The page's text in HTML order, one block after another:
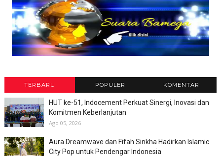
TERBARU POPULER KOMENTAR
HUT ke-51, Indocement Perkuat Sinergi, Inovasi dan
Komitmen Keberlanjutan
Ago 05, 2026
Aura Dreamwave dan Fifah Sinkha Hadirkan Islamic
City Pop untuk Pendengar Indonesia